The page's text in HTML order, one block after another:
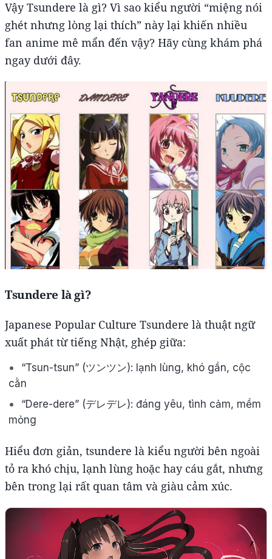
Vậy Tsundere là gì? Vì sao kiểu người “miệng nói
ghét nhưng lòng lại thích” này lại khiến nhiều
fan anime mê mẩn đến vậy? Hãy cùng khám phá
ngay dưới đây.
Tsundere là gì?
Japanese Popular Culture Tsundere là thuật ngữ
xuất phát từ tiếng Nhật, ghép giữa:
“Tsun-tsun” (ツンツン): lạnh lùng, khó gần, cộc
cằn
“Dere-dere” (デレデレ): đáng yêu, tình cảm, mềm
mỏng
Hiểu đơn giản, tsundere là kiểu người bên ngoài
tỏ ra khó chịu, lạnh lùng hoặc hay cáu gắt, nhưng
bên trong lại rất quan tâm và giàu cảm xúc.